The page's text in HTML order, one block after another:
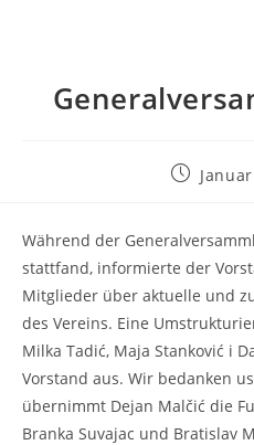
Post
Während der
stattfand, informierte der
Mitglieder über aktuelle und
des Vereins. Eine
Milka Tadić, Maja Stanković i
Vorstand aus. Wir bedanken
übernimmt Dejan Malčić die
Branka Suvajac und Bratislav